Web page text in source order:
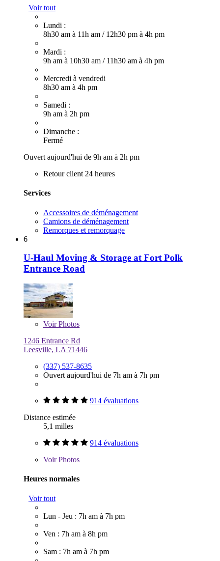
Voir tout
Lundi :
8h30 am à 11h am / 12h30 pm à 4h pm
Mardi :
9h am à 10h30 am / 11h30 am à 4h pm
Mercredi à vendredi
8h30 am à 4h pm
Samedi :
9h am à 2h pm
Dimanche :
Fermé
Ouvert aujourd'hui de 9h am à 2h pm
Retour client 24 heures
Services
Accessoires de déménagement
Camions de déménagement
Remorques et remorquage
6
U-Haul Moving & Storage at Fort Polk
Entrance Road
VoirPhotos
1246 Entrance Rd
Leesville, LA 71446
(337) 537-8635
Ouvert aujourd'hui de 7h am à 7h pm
914 évaluations
Distance estimée
5,1 milles
914 évaluations
VoirPhotos
Heures normales
Voir tout
Lun - Jeu : 7h am à 7h pm
Ven : 7h am à 8h pm
Sam : 7h am à 7h pm